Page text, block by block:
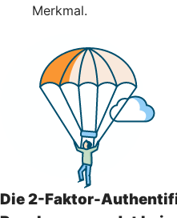
Merkmal.
Die 2-Faktor-